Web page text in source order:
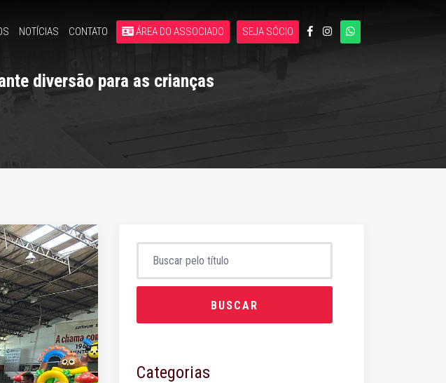
NOTÍCIAS CONTATO ÁREA DO ASSOCIADO SEJA SÓCIO
diversão para as crianças
BUSCAR
Categorias